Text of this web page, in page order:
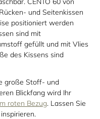
und Seitenkissen
positioniert werden
sind mit
gefüllt und mit Vlies
des Kissens sind
große Stoff- und
Blickfang wird Ihr
roten Bezug. Lassen Sie